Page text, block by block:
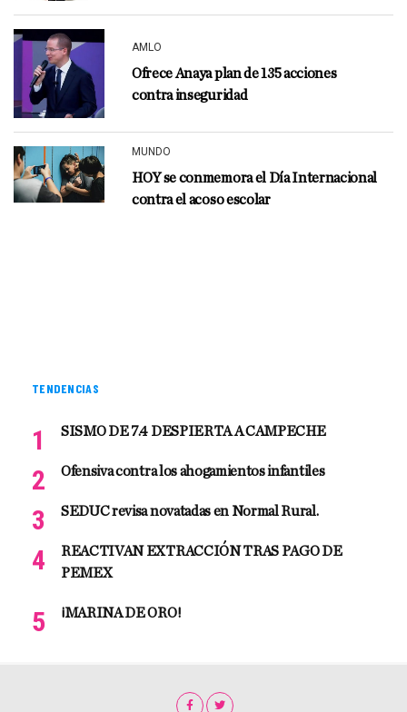
AMLO
Ofrece Anaya plan de 135 acciones
contra inseguridad
MUNDO
HOY se conmemora el Día Internacional
contra el acoso escolar
TENDENCIAS
SISMO DE 7.4 DESPIERTA A CAMPECHE
Ofensiva contra los ahogamientos infantiles
SEDUC revisa novatadas en Normal Rural.
REACTIVAN EXTRACCIÓN TRAS PAGO DE
PEMEX
¡MARINA DE ORO!